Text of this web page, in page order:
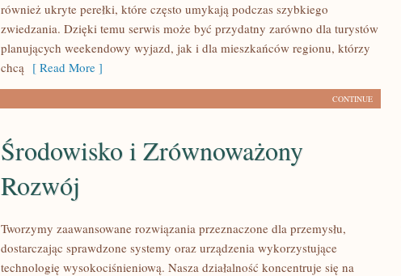
również ukryte perełki, które często umykają podczas szybkiego
zwiedzania. Dzięki temu serwis może być przydatny zarówno dla turystów
planujących weekendowy wyjazd, jak i dla mieszkańców regionu, którzy
chcą [ Read More ]
CONTINUE
Środowisko i Zrównoważony
Rozwój
Tworzymy zaawansowane rozwiązania przeznaczone dla przemysłu,
dostarczając sprawdzone systemy oraz urządzenia wykorzystujące
technologię wysokociśnieniową. Nasza działalność koncentruje się na